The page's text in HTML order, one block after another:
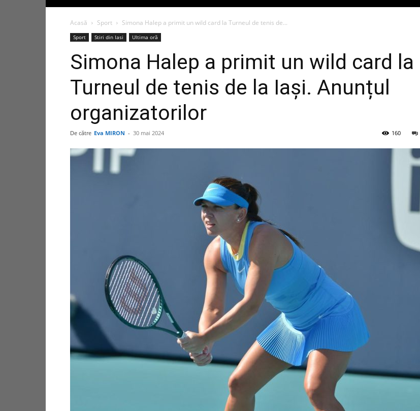
Acasă Sport Simona Halep a primit un wild card la Turneul de tenis de...
Sport Stiri din Iasi Ultima oră
Simona Halep a primit un wild card la
Turneul de tenis de la Iași. Anunțul
organizatorilor
De către Eva MIRON - 30 mai 2024 160